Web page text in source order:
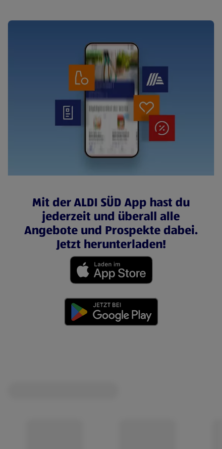
Mit der ALDI SÜD App hast du
jederzeit und überall alle
Angebote und Prospekte dabei.
Jetzt herunterladen!